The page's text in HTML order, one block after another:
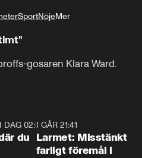
SportNöjeMer
gosaren Klara Ward.
1:06
I DAG 02:30
du
I GÅR 21:41
Larmet: Misstänkt
farligt föremål i